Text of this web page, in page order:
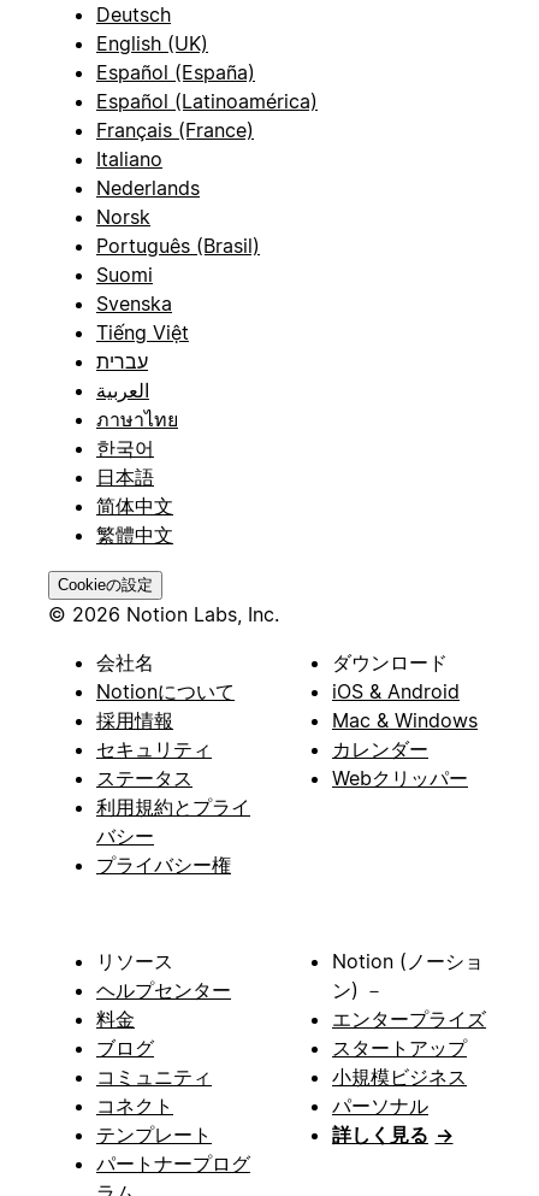
Deutsch
English (UK)
Español (España)
Español (Latinoamérica)
Français (France)
Italiano
Nederlands
Norsk
Português (Brasil)
Suomi
Svenska
Tiếng Việt
עברית
العربية
ภาษาไทย
한국어
日本語
简体中文
繁體中文
Cookieの設定
© 2026 Notion Labs, Inc.
会社名
Notionについて
採用情報
セキュリティ
ステータス
利用規約とプライ
バシー
プライバシー権
ダウンロード
iOS & Android
Mac & Windows
カレンダー
Webクリッパー
リソース
ヘルプセンター
料金
ブログ
コミュニティ
コネクト
テンプレート
パートナープログ
Notion (ノーショ
ン) －
エンタープライズ
スタートアップ
小規模ビジネス
パーソナル
詳しく見る →